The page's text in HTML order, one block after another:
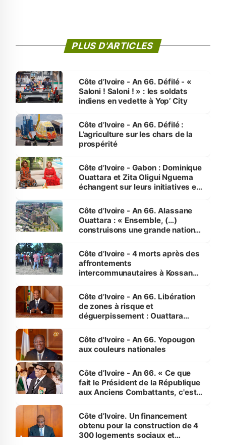
PLUS D'ARTICLES
Côte d’Ivoire - An 66. Défilé - «
Saloni ! Saloni ! » : les soldats
indiens en vedette à Yop’ City
Côte d’Ivoire - An 66. Défilé :
L’agriculture sur les chars de la
prospérité
Côte d’Ivoire - Gabon : Dominique
Ouattara et Zita Oligui Nguema
échangent sur leurs initiatives en
enfants
Côte d’Ivoire - An 66. Alassane
Ouattara : « Ensemble, (…)
construisons une grande nation
générations futures »
Côte d’Ivoire - 4 morts après des
affrontements
intercommunautaires à Kossandji
milieu des sinistrés
Côte d’Ivoire - An 66. Libération
de zones à risque et
déguerpissement : Ouattara
l'Etat de droit pour préserver les
vies humaines »
Côte d'Ivoire - An 66. Yopougon
aux couleurs nationales
Côte d’Ivoire - An 66. « Ce que
fait le Président de la République
aux Anciens Combattants, c'est
Côte d’Ivoire. Un financement
obtenu pour la construction de 4
300 logements sociaux et